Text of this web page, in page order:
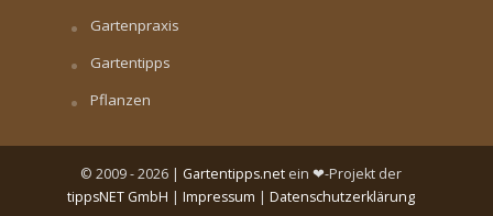
Gartenpraxis
Gartentipps
Pflanzen
© 2009 - 2026 | Gartentipps.net ein ❤-Projekt der
tippsNET GmbH | Impressum | Datenschutzerklärung